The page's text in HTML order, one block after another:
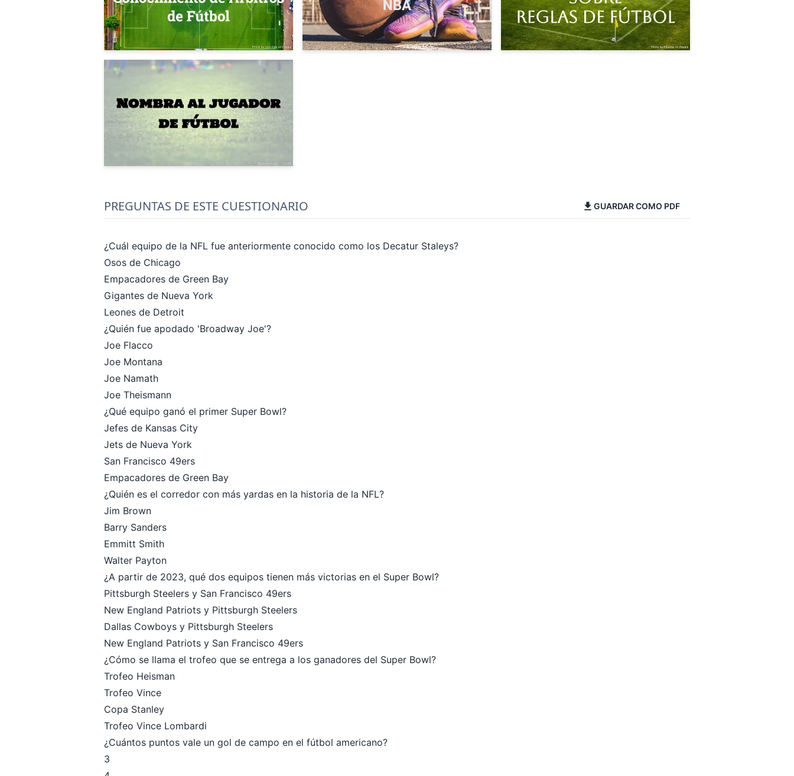
PREGUNTAS DE ESTE CUESTIONARIO GUARDAR COMO PDF
¿Cuál equipo de la NFL fue anteriormente conocido como los Decatur Staleys?
Osos de Chicago
Empacadores de Green Bay
Gigantes de Nueva York
Leones de Detroit
¿Quién fue apodado 'Broadway Joe'?
Joe Flacco
Joe Montana
Joe Namath
Joe Theismann
¿Qué equipo ganó el primer Super Bowl?
Jefes de Kansas City
Jets de Nueva York
San Francisco 49ers
Empacadores de Green Bay
¿Quién es el corredor con más yardas en la historia de la NFL?
Jim Brown
Barry Sanders
Emmitt Smith
Walter Payton
¿A partir de 2023, qué dos equipos tienen más victorias en el Super Bowl?
Pittsburgh Steelers y San Francisco 49ers
New England Patriots y Pittsburgh Steelers
Dallas Cowboys y Pittsburgh Steelers
New England Patriots y San Francisco 49ers
¿Cómo se llama el trofeo que se entrega a los ganadores del Super Bowl?
Trofeo Heisman
Trofeo Vince
Copa Stanley
Trofeo Vince Lombardi
¿Cuántos puntos vale un gol de campo en el fútbol americano?
3